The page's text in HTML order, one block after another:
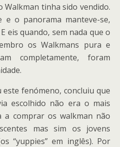
Walkman tinha sido vendido.
e o panorama manteve-se,
eis quando, sem nada que o
os Walkmans pura e
completamente, foram
este fenómeno, concluiu que
escolhido não era o mais
a comprar os walkman não
mas sim os jovens
“yuppies” em inglês). Por